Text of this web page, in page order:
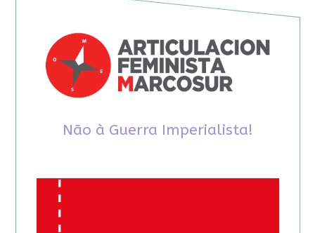
Não à Guerra Imperialista!